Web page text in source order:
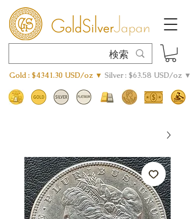
Gold : $4341.30 USD/oz ▼ Silver : $63.58 USD/oz ▼